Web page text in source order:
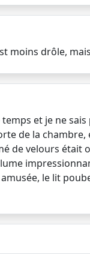
moins drôle,
et je ne
de la
de velours
le lit